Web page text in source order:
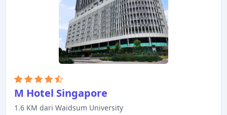
ruangan. Dengan layanan handal dan staf
profesional, Amara Singapore memenuhi
kebutuhan Anda.
M Hotel Singapore
1.6 KM dari Waidsum University